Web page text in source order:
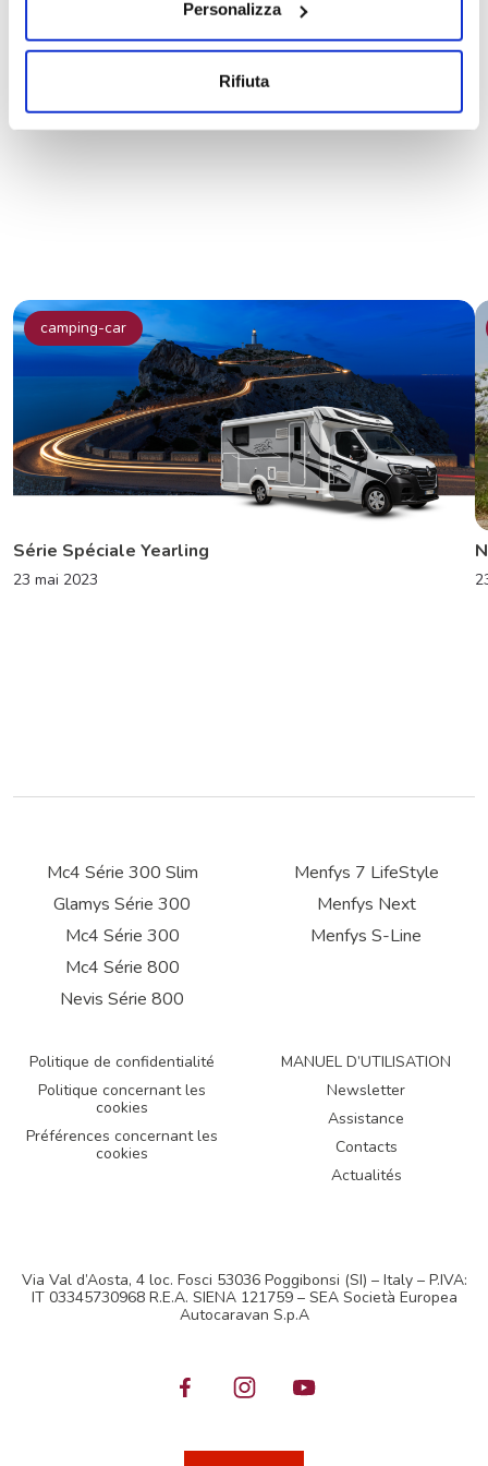
Personalizza
Rifiuta
Partagez l’actualité sur les réseaux sociaux
camping-car
Série Spéciale Yearling
23 mai 2023
Mc4 Série 300 Slim
Glamys Série 300
Mc4 Série 300
Mc4 Série 800
Nevis Série 800
Menfys 7 LifeStyle
Menfys Next
Menfys S-Line
Politique de confidentialité
Politique concernant les
cookies
Préférences concernant les
cookies
MANUEL D’UTILISATION
Newsletter
Assistance
Contacts
Actualités
Via Val d’Aosta, 4 loc. Fosci 53036 Poggibonsi (SI) – Italy – P.IVA:
IT 03345730968 R.E.A. SIENA 121759 – SEA Società Europea
Autocaravan S.p.A